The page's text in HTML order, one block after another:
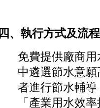
四、執行方式及流程
免費提供廠商
中遴選節水意
者進行節水輔
「產業用水效